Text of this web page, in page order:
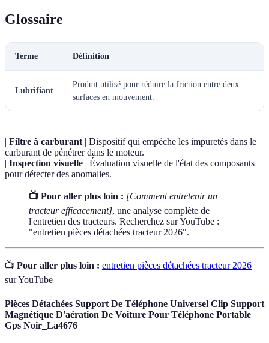
Glossaire
Terme Définition
Lubrifiant
Produit utilisé pour réduire la friction entre deux
surfaces en mouvement.
Filtre à carburant| Dispositif qui empêche les impuretés dans le
carburant de pénétrer dans le moteur.
Inspection visuelle | Évaluation visuelle de l'état des composants
pour détecter des anomalies.
📺 Pour aller plus loin : [Comment entretenir un
tracteur efficacement], une analyse complète de
l'entretien des tracteurs. Recherchez sur YouTube :
"entretien pièces détachées tracteur 2026".
📺 Pour aller plus loin : entretien pièces détachées tracteur 2026
sur YouTube
Pièces Détachées Support De Téléphone Universel Clip Support
Magnétique D'aération De Voiture Pour Téléphone Portable
Gps Noir_La4676